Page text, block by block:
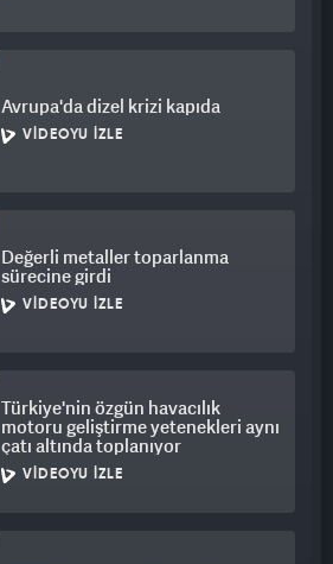
Avrupa'da dizel krizi kapıda
VIDEOYU İZLE
Değerli metaller toparlanma
sürecine girdi
VIDEOYU İZLE
Türkiye'nin özgün havacılık
motoru geliştirme yetenekleri aynı
çatı altında toplanıyor
VIDEOYU İZLE